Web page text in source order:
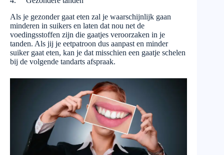
Als je gezonder gaat eten zal je waarschijnlijk gaan
minderen in suikers en laten dat nou net de
voedingsstoffen zijn die gaatjes veroorzaken in je
tanden. Als jij je eetpatroon dus aanpast en minder
suiker gaat eten, kan je dat misschien een gaatje schelen
bij de volgende tandarts afspraak.